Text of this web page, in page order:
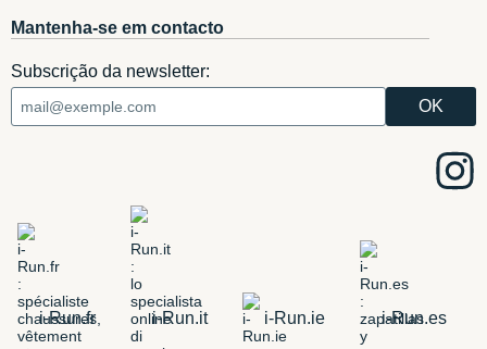
Mantenha-se em contacto
Subscrição da newsletter:
i-Run.fr i-Run.it i-Run.ie i-Run.es